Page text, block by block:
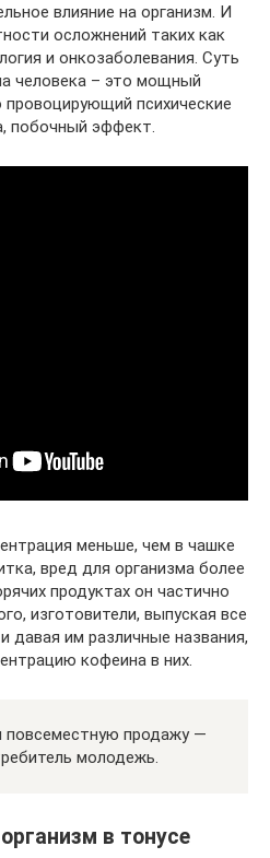
влияние на организм. И
осложнений таких как
и онкозаболевания. Суть
человека – это мощный
психические
побочный эффект.
меньше, чем в чашке
вред для организма более
продуктах он частично
изготовители, выпуская все
давая им различные названия,
кофеина в них.
повсеместную продажу —
молодежь.
в тонусе